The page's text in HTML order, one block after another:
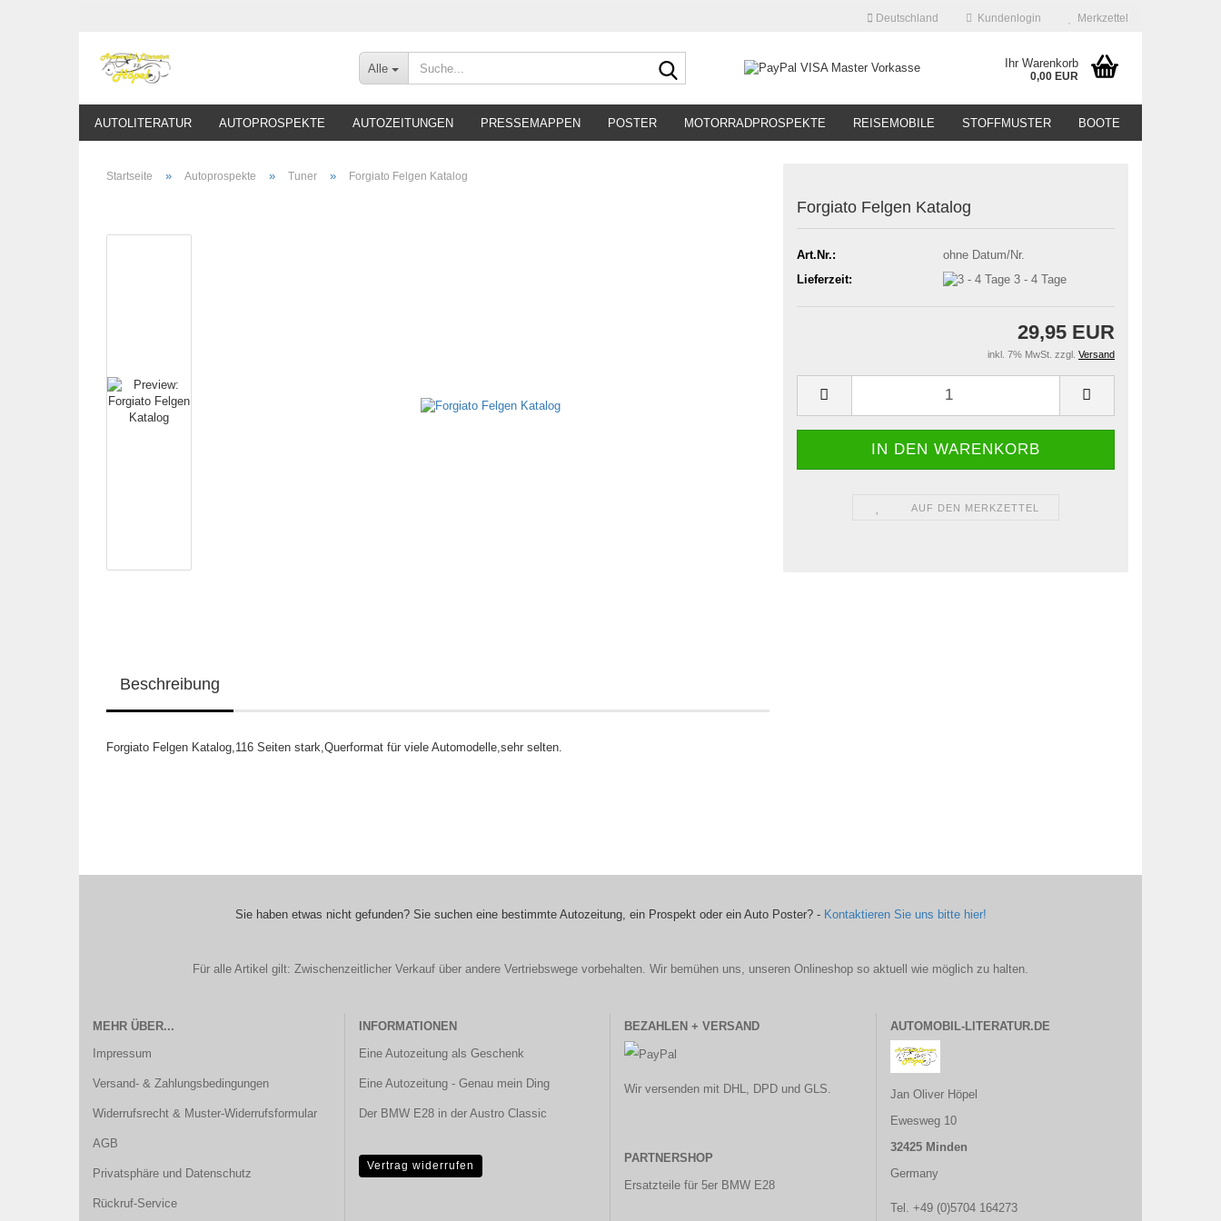
Deutschland Kundenlogin Merkzettel
Alle Ihr Warenkorb
0,00 EUR
AUTOLITERATUR AUTOPROSPEKTE AUTOZEITUNGEN PRESSEMAPPEN POSTER MOTORRADPROSPEKTE REISEMOBILE STOFFMUSTER BOOTE
Startseite » Autoprospekte » Tuner » Forgiato Felgen Katalog
Forgiato Felgen Katalog
Art.Nr.:
ohne Datum/Nr.
Lieferzeit:
3 - 4 Tage
29,95 EUR
inkl. 7% MwSt. zzgl. Versand
AUF DEN MERKZETTEL
Beschreibung
Forgiato Felgen Katalog,116 Seiten stark,Querformat für viele Automodelle,sehr selten.
Sie haben etwas nicht gefunden? Sie suchen eine bestimmte Autozeitung, ein Prospekt oder ein Auto Poster? - Kontaktieren Sie uns bitte hier!
Für alle Artikel gilt: Zwischenzeitlicher Verkauf über andere Vertriebswege vorbehalten. Wir bemühen uns, unseren Onlineshop so aktuell wie möglich zu halten.
MEHR ÜBER...
Impressum
Versand- & Zahlungsbedingungen
Widerrufsrecht & Muster-Widerrufsformular
AGB
Privatsphäre und Datenschutz
Rückruf-Service
INFORMATIONEN
Eine Autozeitung als Geschenk
Eine Autozeitung - Genau mein Ding
Der BMW E28 in der Austro Classic
Vertrag widerrufen
BEZAHLEN + VERSAND
Wir versenden mit DHL, DPD und GLS.
PARTNERSHOP
Ersatzteile für 5er BMW E28
AUTOMOBIL-LITERATUR.DE
Jan Oliver Höpel
Ewesweg 10
32425 Minden
Germany
Tel. +49 (0)5704 164273